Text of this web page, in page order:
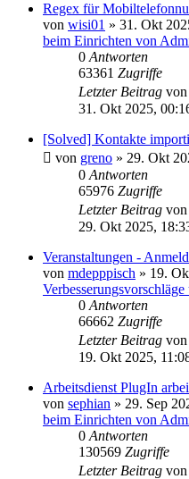
Regex für
von wisi01 » 31. Okt
beim Einrichten von
0 Antworten
63361 Zugriffe
Letzter Beitrag von
31. Okt 2025,
[Solved] Kontakte
von greno » 29. Okt
0 Antworten
65976 Zugriffe
Letzter Beitrag von
29. Okt 2025,
Veranstaltungen -
von mdepppisch » 19.
0 Antworten
66662 Zugriffe
Letzter Beitrag von
19. Okt 2025,
Arbeitsdienst PlugIn
von sephian » 29. Sep
beim Einrichten von
0 Antworten
130569 Zugriffe
Letzter Beitrag von